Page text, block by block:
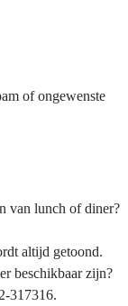
of ongewenste
van lunch of diner?
altijd getoond.
beschikbaar zijn?
317316.